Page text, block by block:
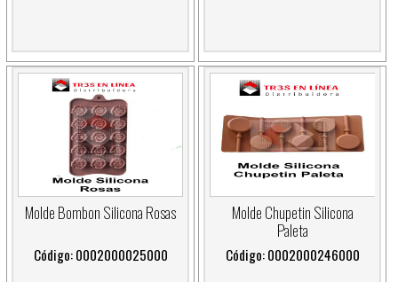
Molde Bombon Silicona Rosas
Código: 0002000025000
Molde Chupetin Silicona
Paleta
Código: 0002000246000